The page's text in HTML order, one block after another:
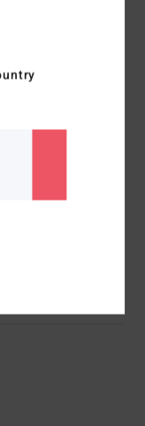
comoda soletta
Fodera: 100%